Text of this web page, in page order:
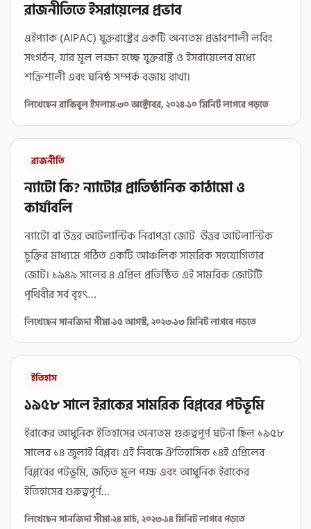
রাজনীতিতে ইসরায়েলের প্রভাব
এইপ্যাক (AIPAC) যুক্তরাষ্ট্রের একটি অন্যতম প্রভাবশালী লবিং
সংগঠন, যার মূল লক্ষ্য হচ্ছে যুক্তরাষ্ট্র ও ইসরায়েলের মধ্যে
শক্তিশালী এবং ঘনিষ্ঠ সম্পর্ক বজায় রাখা।
লিখেছেন রাকিবুল ইসলাম·৩০ অক্টোবর, ২০২৪·১০ মিনিট লাগবে পড়তে
রাজনীতি
ন্যাটো কি? ন্যাটোর প্রাতিষ্ঠানিক কাঠামো ও
কার্যাবলি
ন্যাটো বা উত্তর আটলান্টিক নিরাপত্তা জোট উত্তর আটলান্টিক
চুক্তির মাধ্যমে গঠিত একটি আঞ্চলিক সামরিক সহযোগিতার
জোট। ১৯৪৯ সালের ৪ এপ্রিল প্রতিষ্ঠিত এই সামরিক জোটটি
পৃথিবীর সর্ব বৃহৎ…
লিখেছেন সানজিদা সীমা·১৫ আগস্ট, ২০২৩·১৩ মিনিট লাগবে পড়তে
ইতিহাস
১৯৫৮ সালে ইরাকের সামরিক বিপ্লবের পটভূমি
ইরাকের আধুনিক ইতিহাসের অন্যতম গুরুত্বপূর্ণ ঘটনা ছিল ১৯৫৮
সালের ১৪ জুলাই বিপ্লব। এই নিবন্ধে ঐতিহাসিক ১৪ই এপ্রিলের
বিপ্লবের পটভূমি, জড়িত মূল পক্ষ এবং আধুনিক ইরাকের
ইতিহাসের গুরুত্বপূর্ণ…
লিখেছেন সানজিদা সীমা·২৪ মার্চ, ২০২৩·১৪ মিনিট লাগবে পড়তে